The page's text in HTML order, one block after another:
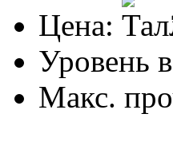
Цена:
Уровень
Макс.